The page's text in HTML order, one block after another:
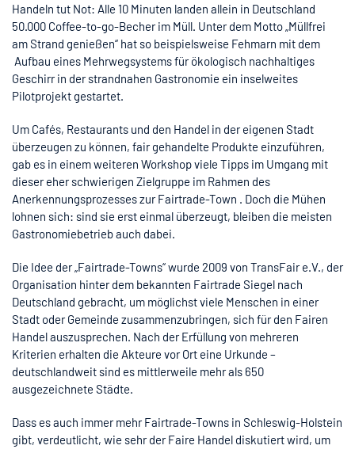
Handeln tut Not: Alle 10 Minuten landen allein in Deutschland
50.000 Coffee-to-go-Becher im Müll. Unter dem Motto „Müllfrei
am Strand genießen“ hat so beispielsweise Fehmarn mit dem
Aufbau eines Mehrwegsystems für ökologisch nachhaltiges
Geschirr in der strandnahen Gastronomie ein inselweites
Pilotprojekt gestartet.
Um Cafés, Restaurants und den Handel in der eigenen Stadt
überzeugen zu können, fair gehandelte Produkte einzuführen,
gab es in einem weiteren Workshop viele Tipps im Umgang mit
dieser eher schwierigen Zielgruppe im Rahmen des
Anerkennungsprozesses zur Fairtrade-Town . Doch die Mühen
lohnen sich: sind sie erst einmal überzeugt, bleiben die meisten
Gastronomiebetrieb auch dabei.
Die Idee der „Fairtrade-Towns“ wurde 2009 von TransFair e.V., der
Organisation hinter dem bekannten Fairtrade Siegel nach
Deutschland gebracht, um möglichst viele Menschen in einer
Stadt oder Gemeinde zusammenzubringen, sich für den Fairen
Handel auszusprechen. Nach der Erfüllung von mehreren
Kriterien erhalten die Akteure vor Ort eine Urkunde –
deutschlandweit sind es mittlerweile mehr als 650
ausgezeichnete Städte.
Dass es auch immer mehr Fairtrade-Towns in Schleswig-Holstein
gibt, verdeutlicht, wie sehr der Faire Handel diskutiert wird, um